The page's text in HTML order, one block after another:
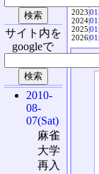
2023|01|
2024|01|
2025|01|
2026|01|
サイト内を
googleで
2010-
08-
07(Sat)
麻雀
大学
再入